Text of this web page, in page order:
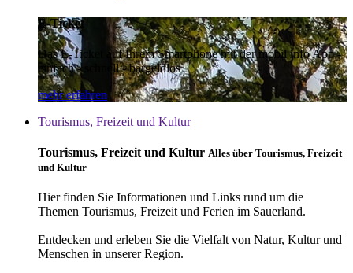
E-Ticket
Das E-Ticket auf Ihrem Smartphone mit der mobil info App -
einfach - schnell - bargeldlos
mehr erfahren
Tourismus, Freizeit und Kultur
Tourismus, Freizeit und Kultur Alles über Tourismus, Freizeit
und Kultur
Hier finden Sie Informationen und Links rund um die
Themen Tourismus, Freizeit und Ferien im Sauerland.
Entdecken und erleben Sie die Vielfalt von Natur, Kultur und
Menschen in unserer Region.